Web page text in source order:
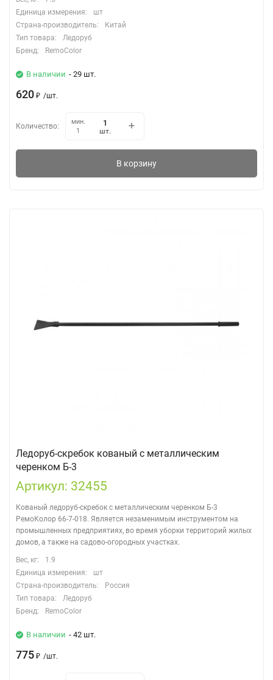
Единица измерения:
шт
Страна-производитель:
Китай
Тип товара:
Ледоруб
Бренд:
RemoColor
В наличии - 29 шт.
620 ₽ /шт.
Количество:
мин.
1
шт.
В корзину
Ледоруб-скребок кованый с металлическим
черенком Б-3
Артикул: 32455
Кованый ледоруб-скребок с металлическим черенком Б-3
РемоКолор 66-7-018. Является незаменимым инструментом на
промышленных предприятиях, во время уборки территорий жилых
домов, а также на садово-огородных участках.
Вес, кг:
1.9
Единица измерения:
шт
Страна-производитель:
Россия
Тип товара:
Ледоруб
Бренд:
RemoColor
В наличии - 42 шт.
775 ₽ /шт.